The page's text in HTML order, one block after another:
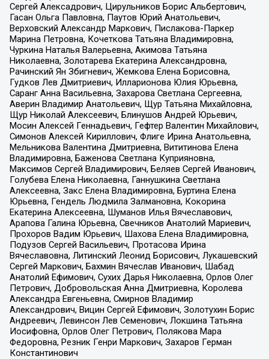
Сергей Алексадрович, Цирульников Борис Альбертович,
Гасан Ольга Павловна, Паутов Юрий Анатольевич,
Верховский Александр Маркович, Пислакова-Паркер
Марина Петровна, Кочеткова Татьяна Владимировна,
Чуркина Наталья Валерьевна, Акимова Татьяна
Николаевна, Золотарева Екатерина Александровна,
Рачинский Ян Збигневич, Жемкова Елена Борисовна,
Гудков Лев Дмитриевич, Илларионова Юлия Юрьевна,
Саранг Анна Васильевна, Захарова Светлана Сергеевна,
Аверин Владимир Анатольевич, Щур Татьяна Михайловна,
Щур Николай Алексеевич, Блинушов Андрей Юрьевич,
Мосин Алексей Геннадьевич, Гефтер Валентин Михайлович,
Симонов Алексей Кириллович, Флиге Ирина Анатольевна,
Мельникова Валентина Дмитриевна, Вититинова Елена
Владимировна, Баженова Светлана Куприяновна,
Максимов Сергей Владимирович, Беляев Сергей Иванович,
Голубева Елена Николаевна, Ганнушкина Светлана
Алексеевна, Закс Елена Владимировна, Буртина Елена
Юрьевна, Гендель Людмила Залмановна, Кокорина
Екатерина Алексеевна, Шуманов Илья Вячеславович,
Арапова Галина Юрьевна, Свечников Анатолий Мариевич,
Прохоров Вадим Юрьевич, Шахова Елена Владимировна,
Подузов Сергей Васильевич, Протасова Ирина
Вячеславовна, Литинский Леонид Борисович, Лукашевский
Сергей Маркович, Бахмин Вячеслав Иванович, Шабад
Анатолий Ефимович, Сухих Дарья Николаевна, Орлов Олег
Петрович, Добровольская Анна Дмитриевна, Королева
Александра Евгеньевна, Смирнов Владимир
Александрович, Вицин Сергей Ефимович, Золотухин Борис
Андреевич, Левинсон Лев Семенович, Локшина Татьяна
Иосифовна, Орлов Олег Петрович, Полякова Мара
Федоровна, Резник Генри Маркович, Захаров Герман
Константинович